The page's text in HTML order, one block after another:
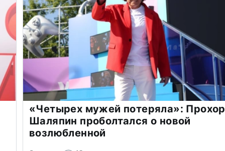
«Четырех мужей потеряла»: Прохор
Шаляпин проболтался о новой
возлюбленной